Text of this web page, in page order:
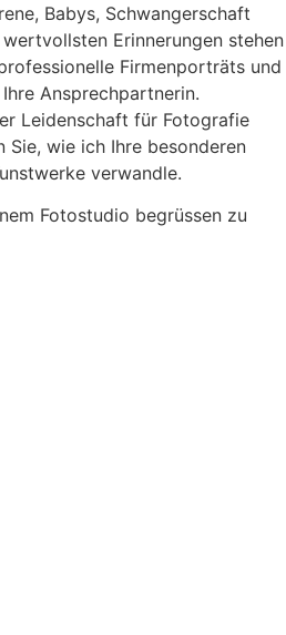
Babys, Schwangerschaft
Erinnerungen stehen
Firmenporträts und
Ansprechpartnerin.
Leidenschaft für Fotografie
Sie, wie ich Ihre besonderen
verwandle.
Fotostudio begrüssen zu